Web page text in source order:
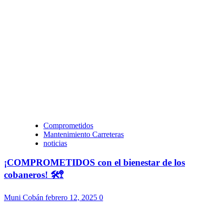
Comprometidos
Mantenimiento Carreteras
noticias
¡COMPROMETIDOS con el bienestar de los
cobaneros! 🛠️🚏
Muni Cobán febrero 12, 2025 0